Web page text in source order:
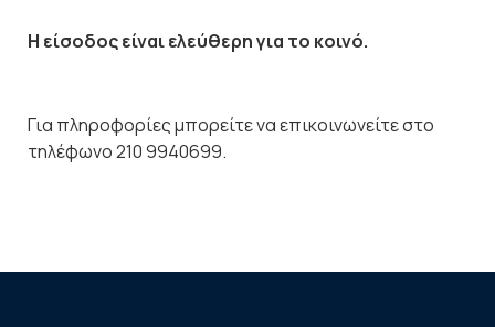
Η είσοδος είναι ελεύθερη για το κοινό.
Για πληροφορίες μπορείτε να επικοινωνείτε στο
τηλέφωνο 210 9940699.